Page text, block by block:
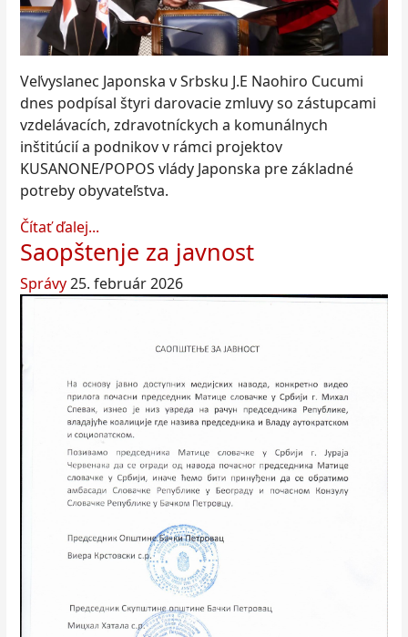
Veľvyslanec Japonska v Srbsku J.E Naohiro Cucumi
dnes podpísal štyri darovacie zmluvy so zástupcami
vzdelávacích, zdravotníckych a komunálnych
inštitúcií a podnikov v rámci projektov
KUSANONE/POPOS vlády Japonska pre základné
potreby obyvateľstva.
Čítať ďalej...
Saopštenje za javnost
Správy25. február 2026